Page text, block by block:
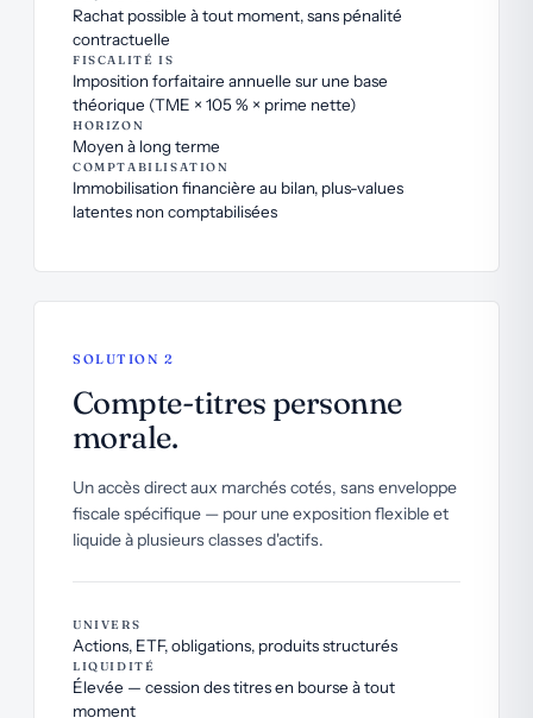
Rachat possible à tout moment, sans pénalité
contractuelle
FISCALITÉ IS
Imposition forfaitaire annuelle sur une base
théorique (TME × 105 % × prime nette)
HORIZON
Moyen à long terme
COMPTABILISATION
Immobilisation financière au bilan, plus-values
latentes non comptabilisées
SOLUTION 2
Compte-titres personne
morale.
Un accès direct aux marchés cotés, sans enveloppe
fiscale spécifique — pour une exposition flexible et
liquide à plusieurs classes d'actifs.
UNIVERS
Actions, ETF, obligations, produits structurés
LIQUIDITÉ
Élevée — cession des titres en bourse à tout
moment